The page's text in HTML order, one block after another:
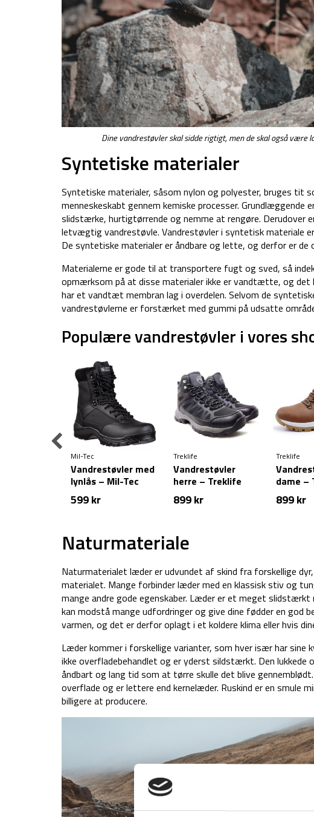
Dine vandrestøvler skal sidde rigtigt, men de skal også
Syntetiske materialer
Syntetiske materialer, såsom nylon og polyester, bruges tit
menneskeskabt gennem kemiske processer.
slidstærke, hurtigtørrende og nemme at rengøre.
letvægtig vandrestøvle. Vandrestøvler i syntetisk materiale
De syntetiske materialer er åndbare og lette, og derfor er
Materialerne er gode til at transportere fugt og sved, så
opmærksom på at disse materialer ikke er vandtætte, og
har et vandtæt membran lag i overdelen. Selvom de
vandrestøvlerne er forstærket med gummi på udsatte
Populære vandrestøvler i vores
799 kr.
Mil-Tec
Vandrestøvler med
lynlås – Mil-Tec
Tactical Boot –
Sort
599kr
Treklife
Vandrestøvler
herre – Treklife
Hiker mid-cut
899kr
Treklife
dame –
Saga
899kr
Naturmateriale
Naturmaterialet læder er udvundet af skind fra forskellige
materialet. Mange forbinder læder med en klassisk stiv og
mange andre gode egenskaber. Læder er et meget
kan modstå mange udfordringer og give dine fødder en
varmen, og det er derfor oplagt i et koldere klima eller hvis
Læder kommer i forskellige varianter, som hver især har sine
ikke overfladebehandlet og er yderst sildstærkt. Den lukkede
åndbart og lang tid som at tørre skulle det blive gennemblødt.
overflade og er lettere end kernelæder. Ruskind er en smule
billigere at producere.